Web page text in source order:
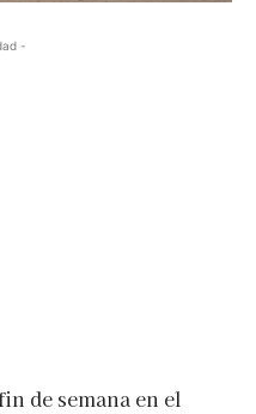
-
de semana en el